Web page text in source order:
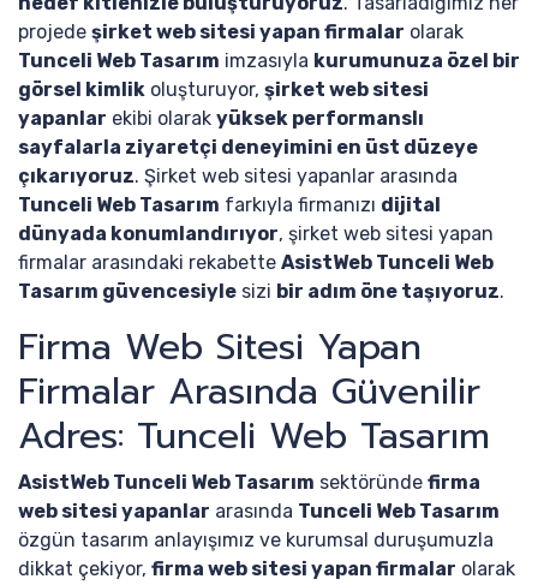
projede şirket web sitesi yapan firmalar olarak
Tunceli Web Tasarım imzasıyla kurumunuza özel bir
görsel kimlik oluşturuyor, şirket web sitesi
yapanlar ekibi olarak yüksek performanslı
sayfalarla ziyaretçi deneyimini en üst düzeye
çıkarıyoruz. Şirket web sitesi yapanlar arasında
Tunceli Web Tasarım farkıyla firmanızı dijital
dünyada konumlandırıyor, şirket web sitesi yapan
firmalar arasındaki rekabette AsistWeb Tunceli Web
Tasarım güvencesiyle sizi bir adım öne taşıyoruz.
Firma Web Sitesi Yapan
Firmalar Arasında Güvenilir
Adres: Tunceli Web Tasarım
AsistWeb Tunceli Web Tasarım sektöründe firma
web sitesi yapanlar arasında Tunceli Web Tasarım
özgün tasarım anlayışımız ve kurumsal duruşumuzla
dikkat çekiyor, firma web sitesi yapan firmalar olarak